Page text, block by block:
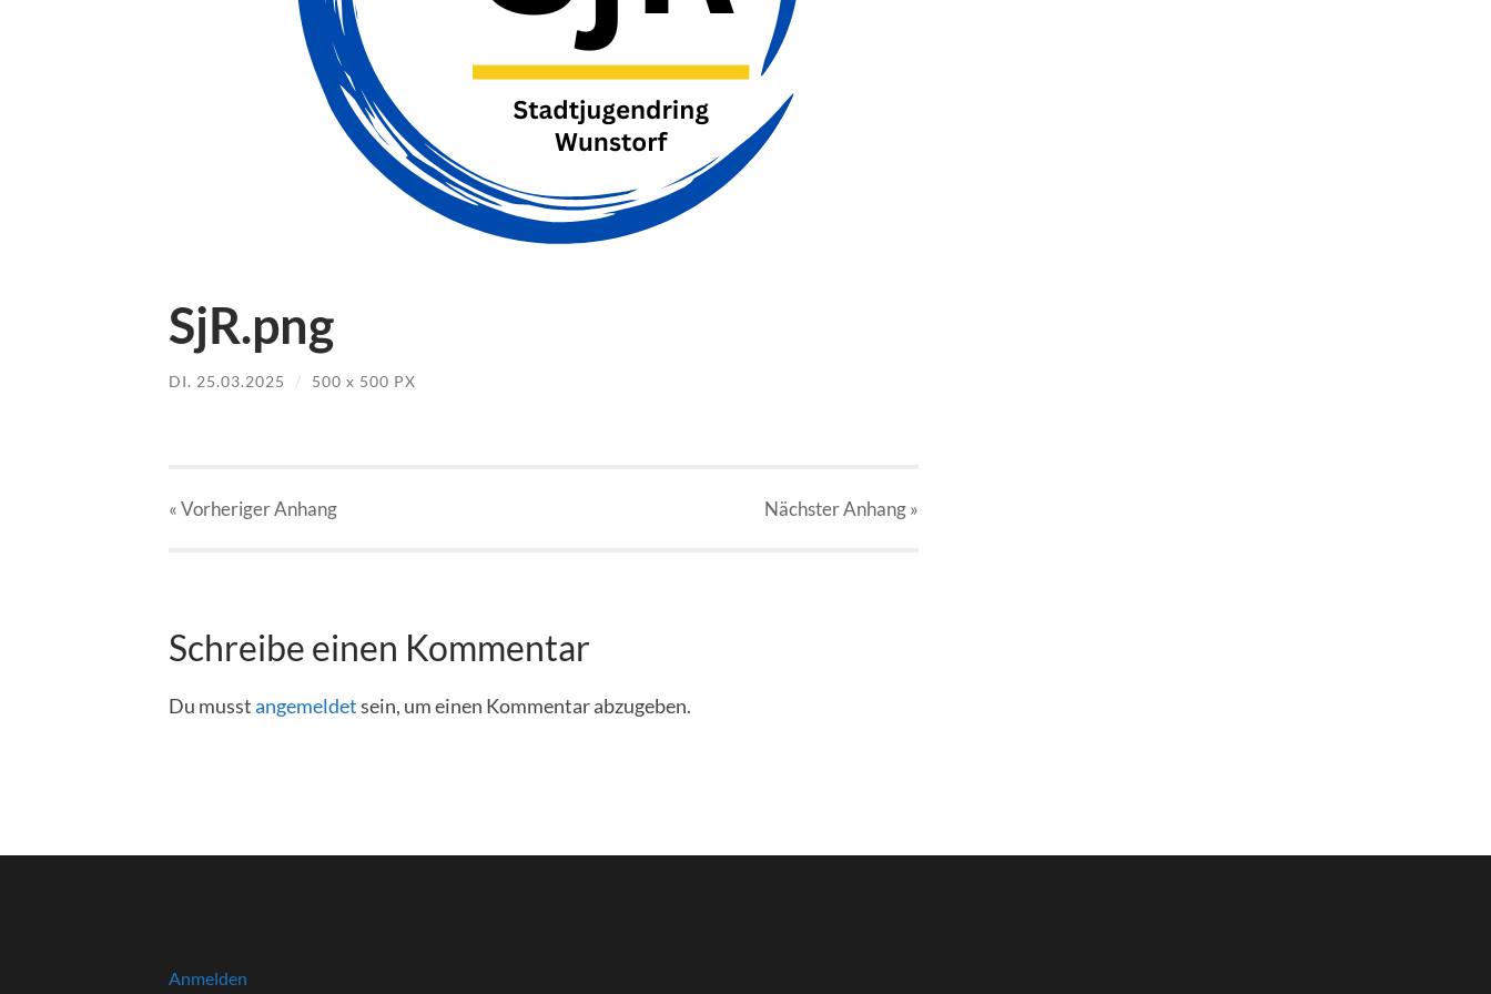
SjR.png
DI. 25.03.2025 / 500 x 500 PX
« VorherigerAnhang NächsterAnhang»
Schreibe einen Kommentar
Du musstangemeldetsein, um einen Kommentar abzugeben.
Anmelden